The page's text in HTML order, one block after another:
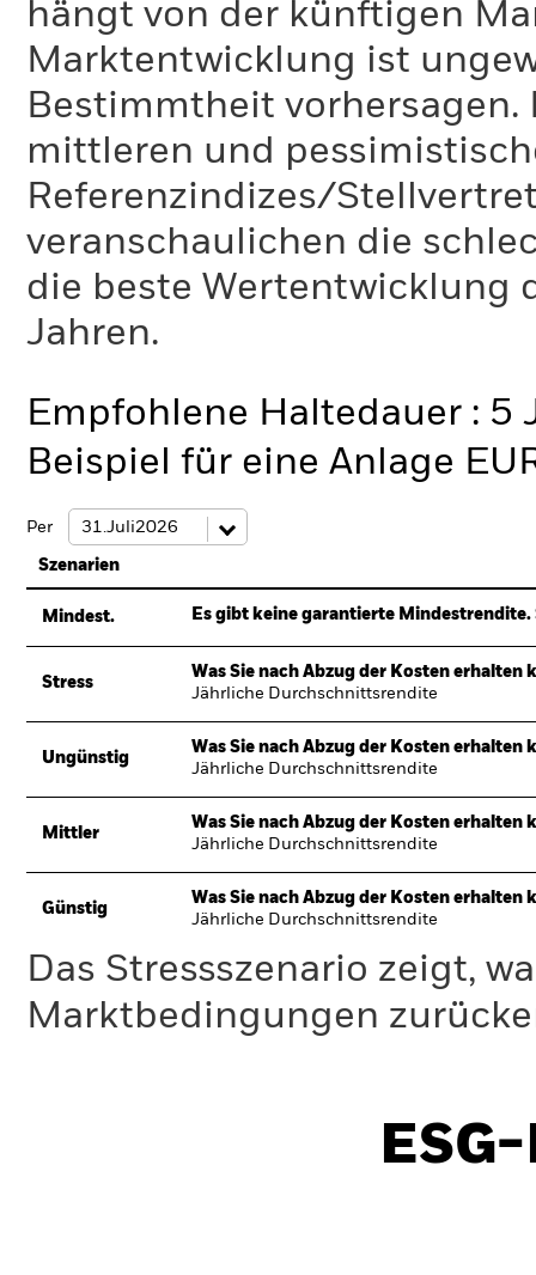
hängt von der künftigen
Marktentwicklung ist
Bestimmtheit
mittleren und
Referenzindizes/
veranschaulichen die
die beste Wertentwicklung
Jahren.
Empfohlene Haltedauer : 5
Beispiel für eine Anlage
Per
Szenarien
Mindest. Es gibt keine garantierte
Stress
Was Sie nach Abzug der Kosten erhalten
Jährliche Durchschnittsrendite
Ungünstig
Was Sie nach Abzug der Kosten erhalten
Jährliche Durchschnittsrendite
Mittler
Was Sie nach Abzug der Kosten erhalten
Jährliche Durchschnittsrendite
Günstig
Was Sie nach Abzug der Kosten erhalten
Jährliche Durchschnittsrendite
Das Stressszenario zeigt,
Marktbedingungen